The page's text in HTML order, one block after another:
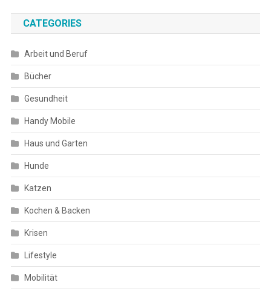
CATEGORIES
Arbeit und Beruf
Bücher
Gesundheit
Handy Mobile
Haus und Garten
Hunde
Katzen
Kochen & Backen
Krisen
Lifestyle
Mobilität